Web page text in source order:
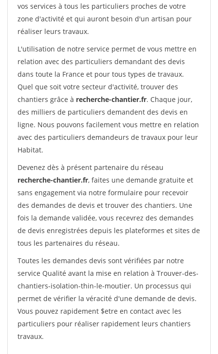
vos services à tous les particuliers proches de votre
zone d'activité et qui auront besoin d'un artisan pour
réaliser leurs travaux.
L'utilisation de notre service permet de vous mettre en
relation avec des particuliers demandant des devis
dans toute la France et pour tous types de travaux.
Quel que soit votre secteur d'activité, trouver des
chantiers grâce à recherche-chantier.fr. Chaque jour,
des milliers de particuliers demandent des devis en
ligne. Nous pouvons facilement vous mettre en relation
avec des particuliers demandeurs de travaux pour leur
Habitat.
Devenez dès à présent partenaire du réseau
recherche-chantier.fr, faites une demande gratuite et
sans engagement via notre formulaire pour recevoir
des demandes de devis et trouver des chantiers. Une
fois la demande validée, vous recevrez des demandes
de devis enregistrées depuis les plateformes et sites de
tous les partenaires du réseau.
Toutes les demandes devis sont vérifiées par notre
service Qualité avant la mise en relation à Trouver-des-
chantiers-isolation-thin-le-moutier. Un processus qui
permet de vérifier la véracité d'une demande de devis.
Vous pouvez rapidement $etre en contact avec les
particuliers pour réaliser rapidement leurs chantiers
travaux.